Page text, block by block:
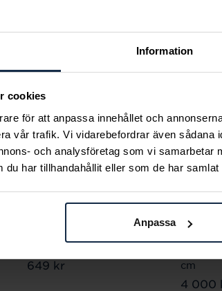
Information
cookies
för att anpassa innehållet och
vår trafik. Vi vidarebefordrar även sådana
och analysföretag som vi samarbetar
du har tillhandahållit eller som de har
Anpassa
TYLER Bracelet
Pris:649 kr
649 kr
August
cm
Pris:4
4 000